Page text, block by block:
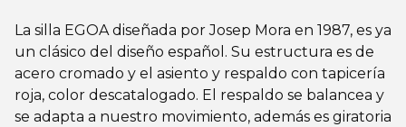
La silla EGOA diseñada por Josep Mora en 1987, es ya
un clásico del diseño español. Su estructura es de
acero cromado y el asiento y respaldo con tapicería
roja, color descatalogado. El respaldo se balancea y
se adapta a nuestro movimiento, además es giratoria